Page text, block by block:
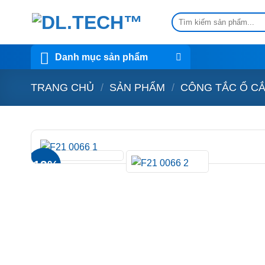
Tìm
kiếm:
Danh mục sản phẩm
TRANG CHỦ / SẢN PHẨM / CÔNG TẮC Ổ
-13%